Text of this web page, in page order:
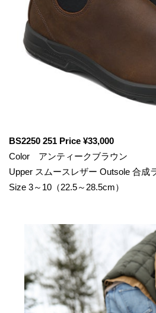
BS2250 251 Price ¥33,000
Color アンティークブラウン
Upper スムースレザー Outsole 合成
Size 3～10（22.5～28.5cm）